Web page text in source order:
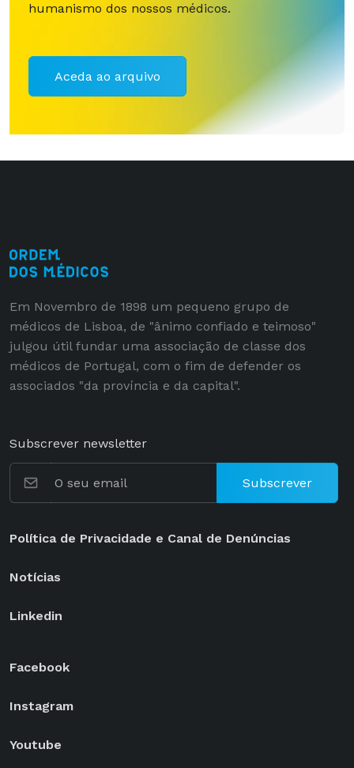
humanismo dos nossos médicos.
Aceda ao arquivo
Em Novembro de 1898 um pequeno grupo de
médicos de Lisboa, de "ânimo confiado e teimoso"
julgou útil fundar uma associação de classe dos
médicos de Portugal, com o fim de defender os
associados "da província e da capital".
Subscrever newsletter
Subscrever
Política de Privacidade e Canal de Denúncias
Notícias
Linkedin
Facebook
Instagram
Youtube